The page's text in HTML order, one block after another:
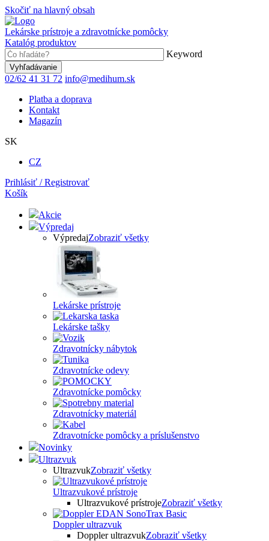
Skočiť na hlavný obsah
Lekárske prístroje a zdravotnícke pomôcky
Katalóg produktov
Keyword
02/62 41 31 72 info@medihum.sk
Platba a doprava
Kontakt
Magazín
SK
CZ
Prihlásiť / Registrovať
Košík
Akcie
Výpredaj
VýpredajZobraziť všetky
Lekárske prístroje
Lekárske tašky
Zdravotnícky nábytok
Zdravotnícke odevy
Zdravotnícke pomôcky
Zdravotnícky materiál
Zdravotnícke pomôcky a príslušenstvo
Novinky
Ultrazvuk
UltrazvukZobraziť všetky
Ultrazvukové prístroje
Ultrazvukové prístrojeZobraziť všetky
Doppler ultrazvuk
Doppler ultrazvukZobraziť všetky